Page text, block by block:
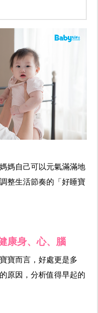
媽自己可以元氣滿滿地
整生活節奏的「好睡寶
康身、心、腦
寶而言，好處更是多
原因，分析值得早起的